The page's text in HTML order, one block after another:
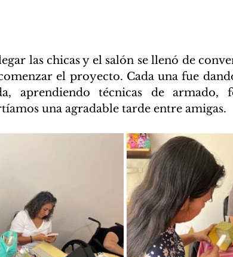
las chicas y el salón se llenó de
el proyecto. Cada una fue
aprendiendo técnicas de armado,
una agradable tarde entre amigas.